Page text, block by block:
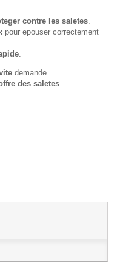
contre les saletes.
pour epouser correctement
.
demande.
des saletes.